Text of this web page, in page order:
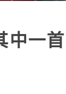
中一首